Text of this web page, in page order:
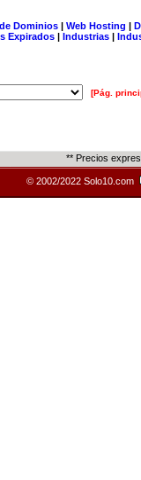
Dominios| Web Hosting |
Expirados | Industrias |
[Pág.
** Precios
© 2002/2022 Solo10.com